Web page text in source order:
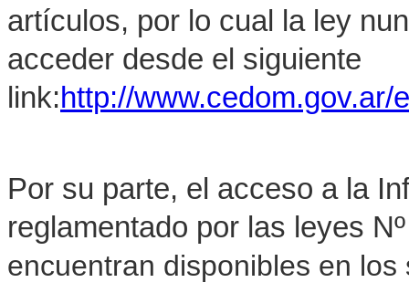
artículos, por lo cual la ley
acceder desde el siguiente
link:http://
Por su parte, el acceso a la
reglamentado por las leyes
encuentran disponibles en los